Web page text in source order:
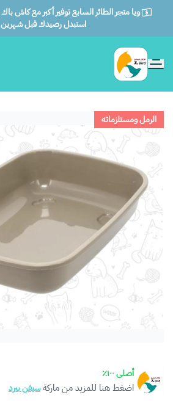
استبدل رصيدك قبل شهرين
الطائر السابع للحيوانات
الرمل ومستلزماته
أصلى ١٠٠٪
اضغط هنا للمزيد من ماركةسيفن بيرد